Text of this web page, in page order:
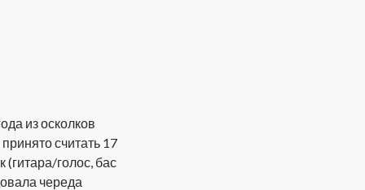
из осколков
считать 17
(гитара/голос, бас
череда